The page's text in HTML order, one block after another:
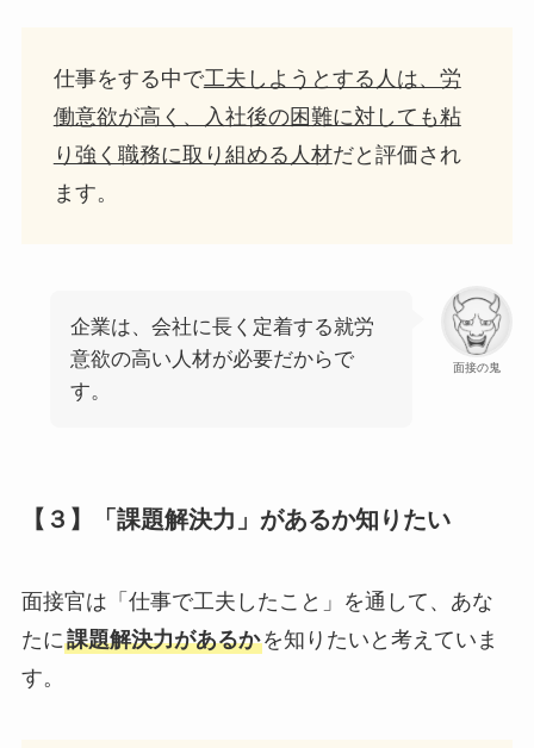
仕事をする中で工夫しようとする人は、労
働意欲が高く、入社後の困難に対しても粘
り強く職務に取り組める人材だと評価され
ます。
面接の鬼
企業は、会社に長く定着する就労
意欲の高い人材が必要だからで
す。
【３】「課題解決力」があるか知りたい
面接官は「仕事で工夫したこと」を通して、あな
たに課題解決力があるかを知りたいと考えていま
す。